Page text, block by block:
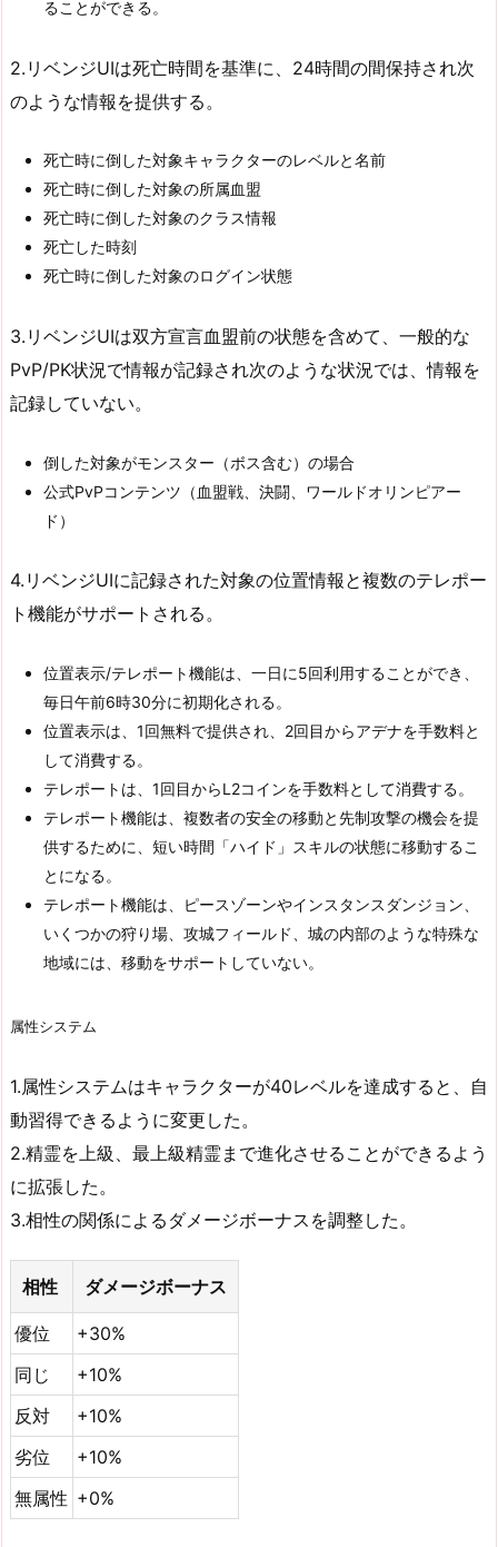
ることができる。
2.リベンジUIは死亡時間を基準に、24時間の間保持され次
のような情報を提供する。
死亡時に倒した対象キャラクターのレベルと名前
死亡時に倒した対象の所属血盟
死亡時に倒した対象のクラス情報
死亡した時刻
死亡時に倒した対象のログイン状態
3.リベンジUIは双方宣言血盟前の状態を含めて、一般的な
PvP/PK状況で情報が記録され次のような状況では、情報を
記録していない。
倒した対象がモンスター（ボス含む）の場合
公式PvPコンテンツ（血盟戦、決闘、ワールドオリンピアー
ド）
4.リベンジUIに記録された対象の位置情報と複数のテレポー
ト機能がサポートされる。
位置表示/テレポート機能は、一日に5回利用することができ、
毎日午前6時30分に初期化される。
位置表示は、1回無料で提供され、2回目からアデナを手数料と
して消費する。
テレポートは、1回目からL2コインを手数料として消費する。
テレポート機能は、複数者の安全の移動と先制攻撃の機会を提
供するために、短い時間「ハイド」スキルの状態に移動するこ
とになる。
テレポート機能は、ピースゾーンやインスタンスダンジョン、
いくつかの狩り場、攻城フィールド、城の内部のような特殊な
地域には、移動をサポートしていない。
属性システム
1.属性システムはキャラクターが40レベルを達成すると、自
動習得できるように変更した。
2.精霊を上級、最上級精霊まで進化させることができるよう
に拡張した。
3.相性の関係によるダメージボーナスを調整した。
相性 ダメージボーナス
優位
+30%
同じ
+10%
反対
+10%
劣位
+10%
無属性 +0%